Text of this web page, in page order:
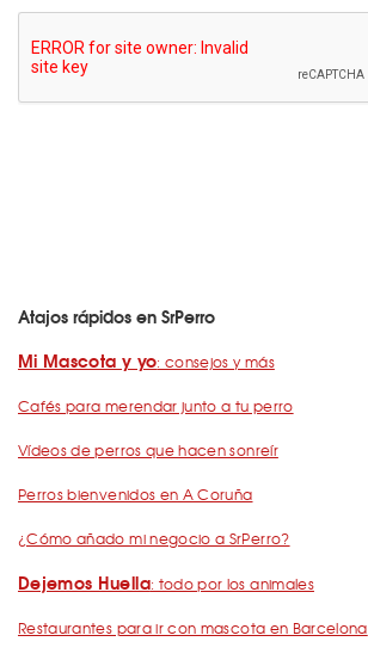
Atajos rápidos en SrPerro
Mi Mascota y yo: consejos y más
Cafés para merendar junto a tu perro
Vídeos de perros que hacen sonreír
Perros bienvenidos en A Coruña
¿Cómo añado mi negocio a SrPerro?
Dejemos Huella: todo por los animales
Restaurantes para ir con mascota en Barcelona